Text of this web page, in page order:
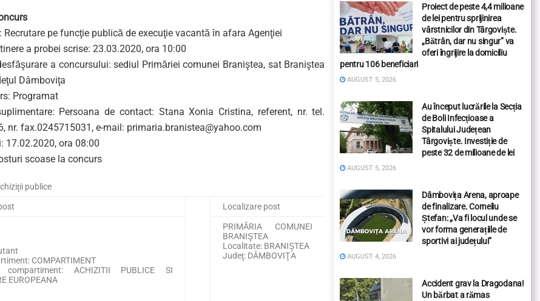
Recrutare pe funcţie publică de execuţie vacantă în afara Agenţiei
a probei scrise: 23.03.2020, ora 10:00
a concursului: sediul Primăriei comunei Braniştea, sat Braniştea
Dâmboviţa
Programat
Persoana de contact: Stana Xonia Cristina, referent, nr. tel.
nr. fax.0245715031, e-mail: primaria.branistea@yahoo.com
17.02.2020, ora 08:00
scoase la concurs
publice
Localizare post
COMPARTIMENT
compartiment: ACHIZITII PUBLICE SI
EUROPEANA
PRIMĂRIA COMUNEI
BRANIŞTEA
Localitate: BRANIŞTEA
Judeţ: DÂMBOVIŢA
Proiect de peste 4,4 milioane
de lei pentru sprijinirea
vârstnicilor din Târgoviște.
„Bătrân, dar nu singur” va
oferi îngrijire la domiciliu
pentru 106 beneficiari
AUGUST 5, 2026
Au început lucrările la Secția
de Boli Infecțioase a
Spitalului Județean
Târgoviște. Investiție de
peste 32 de milioane de lei
AUGUST 5, 2026
Dâmbovița Arena, aproape
de finalizare. Corneliu
Ștefan: „Va fi locul unde se
vor forma generațiile de
sportivi ai județului”
AUGUST 4, 2026
Accident grav la Dragodana!
Un bărbat a rămas